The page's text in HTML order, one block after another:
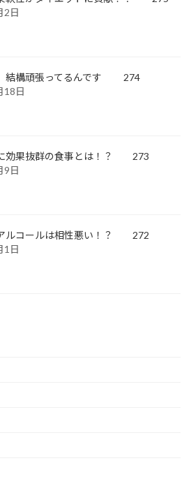
2日
結構頑張ってるんです 274
18日
効果抜群の食事とは！？ 273
9日
ルコールは相性悪い！？ 272
1日